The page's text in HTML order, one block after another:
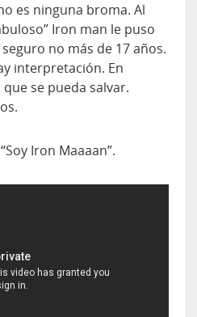
es ninguna broma. Al
Iron man le puso
no más de 17 años.
interpretación. En
se pueda salvar.
“Soy Iron Maaaan”.